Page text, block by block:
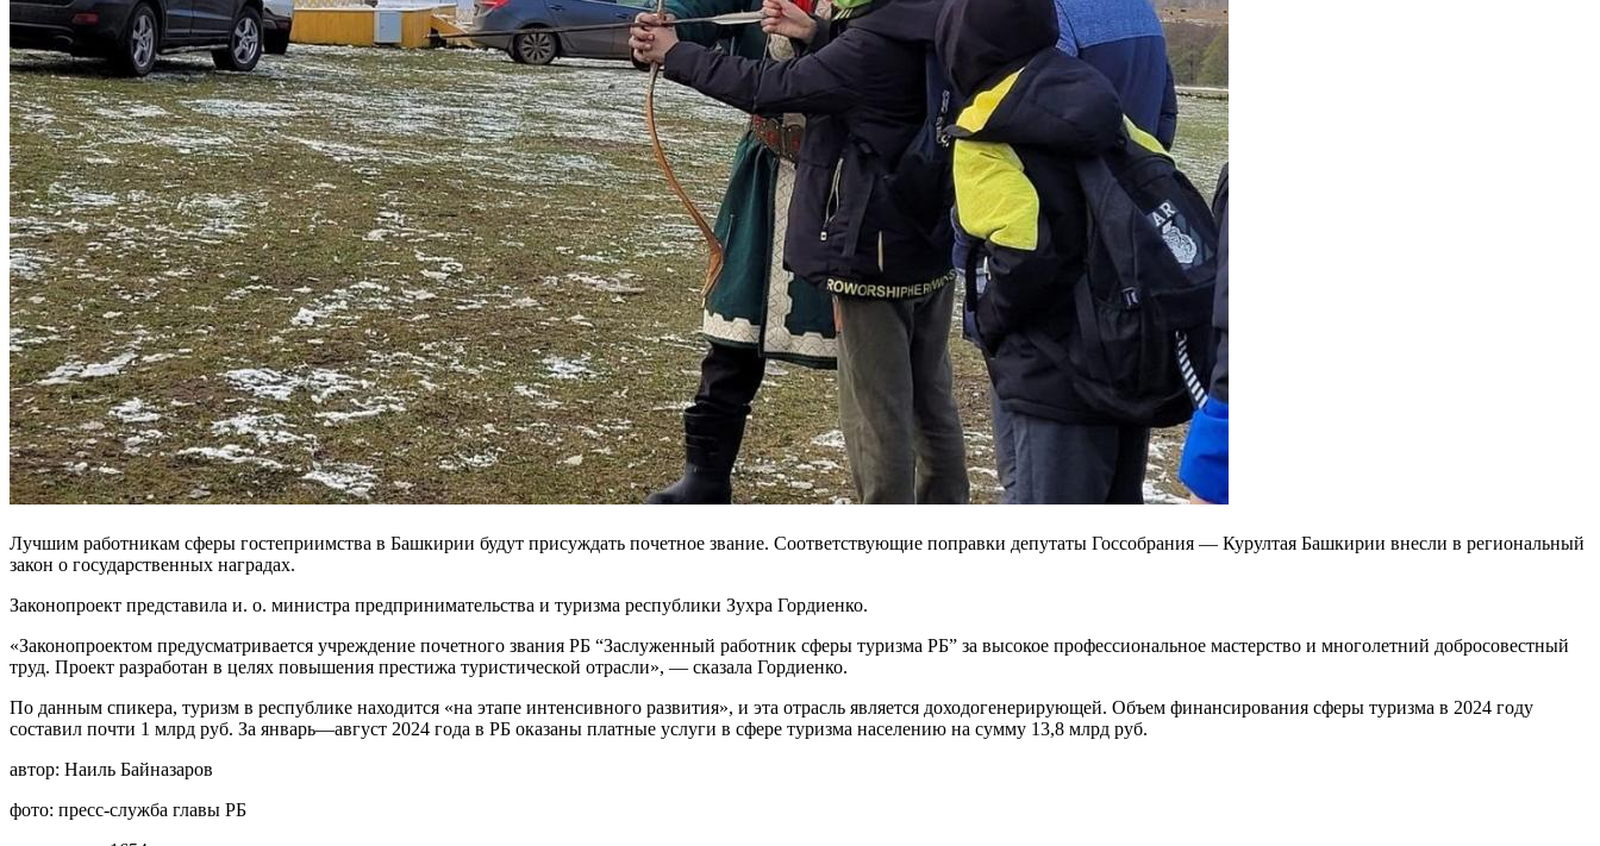
Лучшим работникам сферы гостеприимства в Башкирии будут присуждать почетное звание. Соответствующие поправки депутаты Госсобрания — Курултая Башкирии внесли в региональный
закон о государственных наградах.
Законопроект представила и. о. министра предпринимательства и туризма республики Зухра Гордиенко.
«Законопроектом предусматривается учреждение почетного звания РБ “Заслуженный работник сферы туризма РБ” за высокое профессиональное мастерство и многолетний добросовестный
труд. Проект разработан в целях повышения престижа туристической отрасли», — сказала Гордиенко.
По данным спикера, туризм в республике находится «на этапе интенсивного развития», и эта отрасль является доходогенерирующей. Объем финансирования сферы туризма в 2024 году
составил почти 1 млрд руб. За январь—август 2024 года в РБ оказаны платные услуги в сфере туризма населению на сумму 13,8 млрд руб.
автор: Наиль Байназаров
фото: пресс-служба главы РБ